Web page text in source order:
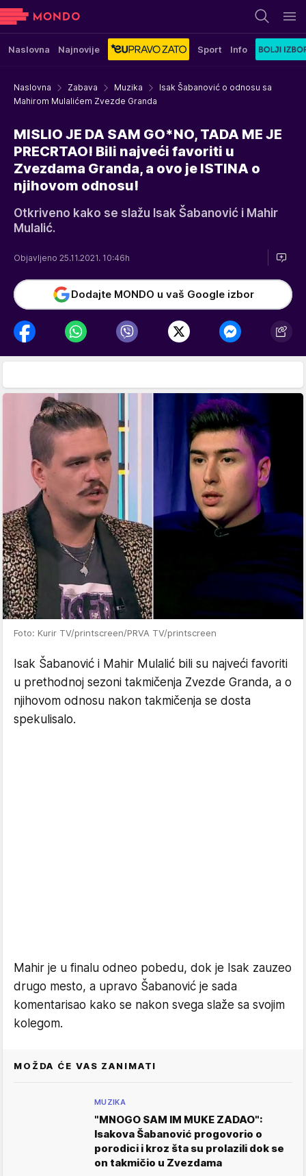
Naslovna Najnovije Sport Info
Naslovna Zabava Muzika
Isak Šabanović o odnosu sa
Mahirom Mulalićem Zvezde Granda
MISLIO JE DA SAM GO*NO, TADA ME JE
PRECRTAO! Bili najveći favoriti u
Zvezdama Granda, a ovo je ISTINA o
njihovom odnosu!
Otkriveno kako se slažu Isak Šabanović i Mahir
Mulalić.
Objavljeno 25.11.2021. 10:46h
Dodajte MONDO u vaš Google izbor
Foto: Kurir TV/printscreen/PRVA TV/printscreen
Isak Šabanović i Mahir Mulalić bili su najveći favoriti
u prethodnoj sezoni takmičenja Zvezde Granda, a o
njihovom odnosu nakon takmičenja se dosta
spekulisalo.
Mahir je u finalu odneo pobedu, dok je Isak zauzeo
drugo mesto, a upravo Šabanović je sada
komentarisao kako se nakon svega slaže sa svojim
kolegom.
MOŽDA ĆE VAS ZANIMATI
MUZIKA
"MNOGO SAM IM MUKE ZADAO":
Isakova Šabanović progovorio o
porodici i kroz šta su prolazili dok se
on takmičio u Zvezdama